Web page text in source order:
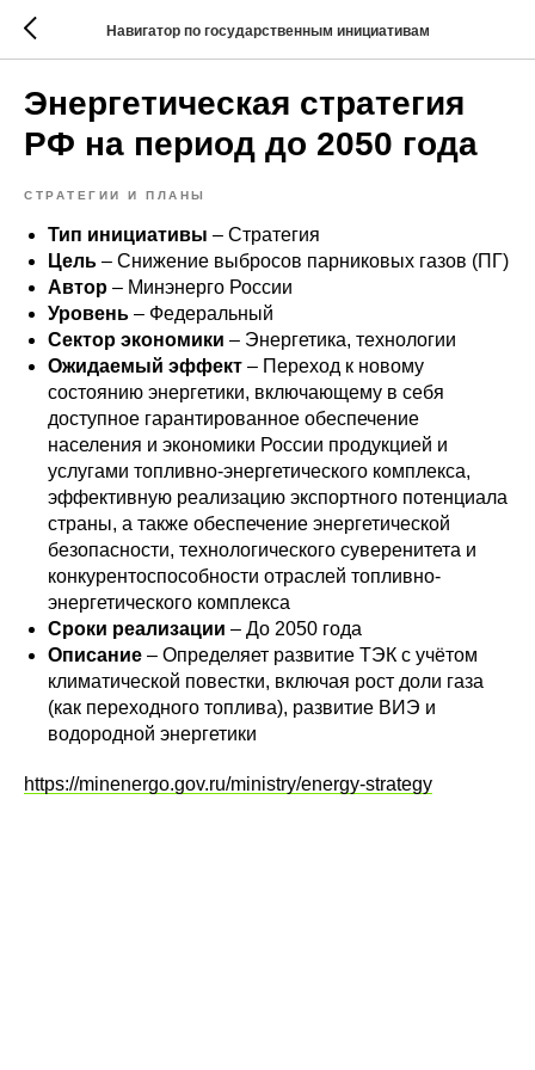
Навигатор по государственным инициативам
Энергетическая стратегия
РФ на период до 2050 года
СТРАТЕГИИ И ПЛАНЫ
Тип инициативы – Стратегия
Цель – Снижение выбросов парниковых газов (ПГ)
Автор – Минэнерго России
Уровень – Федеральный
Сектор экономики – Энергетика, технологии
Ожидаемый эффект – Переход к новому
состоянию энергетики, включающему в себя
доступное гарантированное обеспечение
населения и экономики России продукцией и
услугами топливно-энергетического комплекса,
эффективную реализацию экспортного потенциала
страны, а также обеспечение энергетической
безопасности, технологического суверенитета и
конкурентоспособности отраслей топливно-
энергетического комплекса
Сроки реализации – До 2050 года
Описание – Определяет развитие ТЭК с учётом
климатической повестки, включая рост доли газа
(как переходного топлива), развитие ВИЭ и
водородной энергетики
https://minenergo.gov.ru/ministry/energy-strategy